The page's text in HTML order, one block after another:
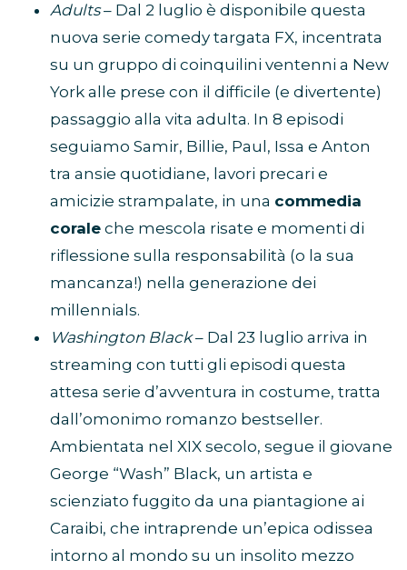
Adults– Dal 2 luglio è disponibile questa
nuova serie comedy targata FX, incentrata
su un gruppo di coinquilini ventenni a New
York alle prese con il difficile (e divertente)
passaggio alla vita adulta. In 8 episodi
seguiamo Samir, Billie, Paul, Issa e Anton
tra ansie quotidiane, lavori precari e
amicizie strampalate, in una commedia
corale che mescola risate e momenti di
riflessione sulla responsabilità (o la sua
mancanza!) nella generazione dei
millennials.
Washington Black– Dal 23 luglio arriva in
streaming con tutti gli episodi questa
attesa serie d’avventura in costume, tratta
dall’omonimo romanzo bestseller.
Ambientata nel XIX secolo, segue il giovane
George “Wash” Black, un artista e
scienziato fuggito da una piantagione ai
Caraibi, che intraprende un’epica odissea
intorno al mondo su un insolito mezzo